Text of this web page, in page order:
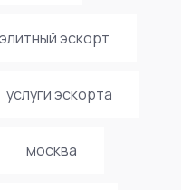
элитный эскорт
услуги эскорта
москва